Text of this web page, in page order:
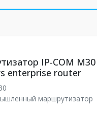
IP-COM М30
enterprise router
маршрутизатор